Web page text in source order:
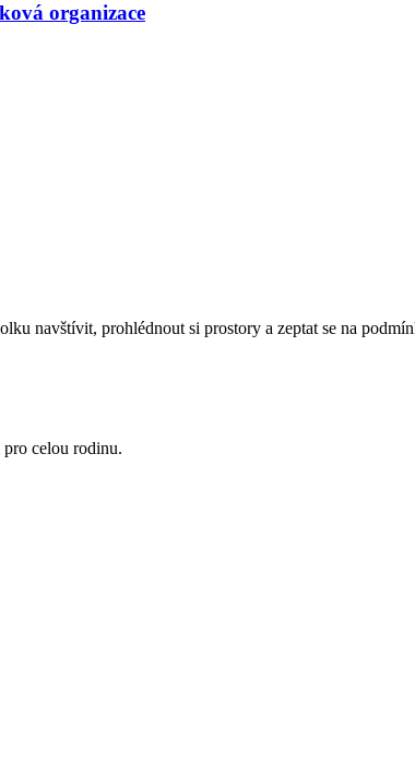
organizace
navštívit, prohlédnout si prostory a zeptat se na
celou rodinu.